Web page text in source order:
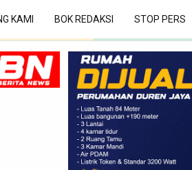
KAMI BOK REDAKSI STOP PERS